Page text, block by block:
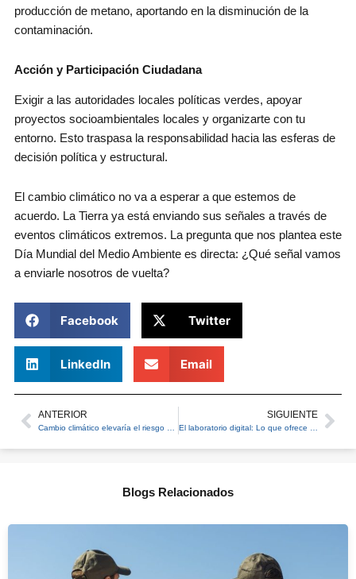
producción de metano, aportando en la disminución de la
contaminación.
Acción y Participación Ciudadana
Exigir a las autoridades locales políticas verdes, apoyar
proyectos socioambientales locales y organizarte con tu
entorno. Esto traspasa la responsabilidad hacia las esferas de
decisión política y estructural.
El cambio climático no va a esperar a que estemos de
acuerdo. La Tierra ya está enviando sus señales a través de
eventos climáticos extremos. La pregunta que nos plantea este
Día Mundial del Medio Ambiente es directa: ¿Qué señal vamos
a enviarle nosotros de vuelta?
Facebook Twitter
LinkedIn Email
Prev
ANTERIOR
Cambio climático elevaría el riesgo para la viticultura chilena en las próximas décadas
SIGUIENTE
El laboratorio digital: Lo que ofrece el análisis in silico en la ciencia moderna
Blogs Relacionados